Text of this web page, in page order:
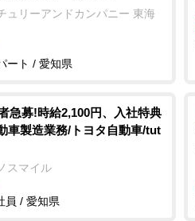
ュリーアンドカンパニー 東海
ート / 愛知県
急募!時給2,100円、入社特典
車製造業務/トヨタ自動車/tut
スマイル
員 / 愛知県